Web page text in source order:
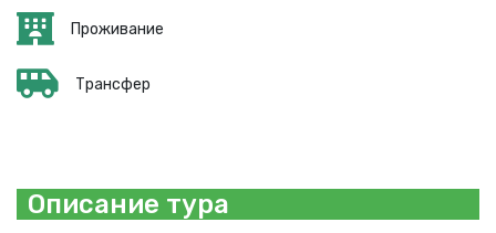
Проживание
Трансфер
Описание тура